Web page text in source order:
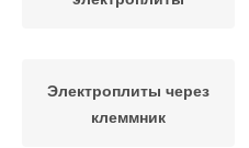
Электроплиты через
клеммник